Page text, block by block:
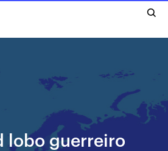
lobo guerreiro